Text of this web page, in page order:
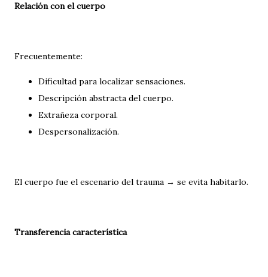
Relación con el cuerpo
Frecuentemente:
Dificultad para localizar sensaciones.
Descripción abstracta del cuerpo.
Extrañeza corporal.
Despersonalización.
El cuerpo fue el escenario del trauma → se evita habitarlo.
Transferencia característica